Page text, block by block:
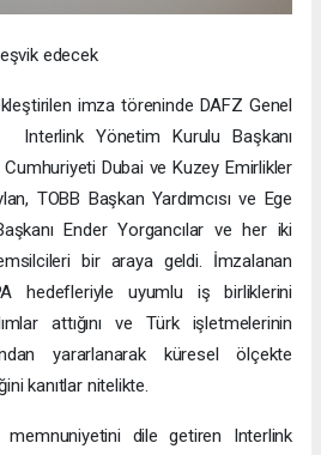
edecek
imza töreninde DAFZ Genel
Interlink Yönetim Kurulu Başkanı
Cumhuriyeti Dubai ve Kuzey Emirlikler
TOBB Başkan Yardımcısı ve Ege
Ender Yorgancılar ve her iki
bir araya geldi. İmzalanan
hedefleriyle uyumlu iş birliklerini
attığını ve Türk işletmelerinin
yararlanarak küresel ölçekte
kanıtlar nitelikte.
memnuniyetini dile getiren Interlink